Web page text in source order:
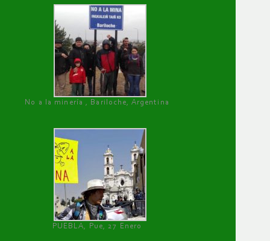
No a la minería , Bariloche, Argentina
PUEBLA, Pue, 27 Enero